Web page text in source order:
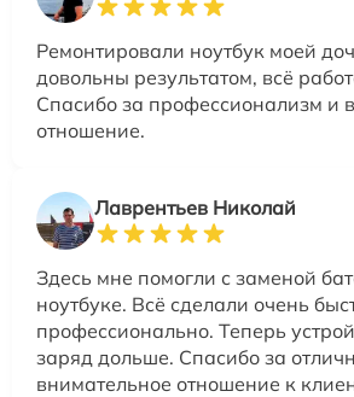
Ремонтировали ноутбук моей
довольны результатом, всё
Спасибо за профессионализм и
отношение.
Лаврентьев Николай
Здесь мне помогли с заменой
ноутбуке. Всё сделали очень
профессионально. Теперь
заряд дольше. Спасибо за
внимательное отношение к